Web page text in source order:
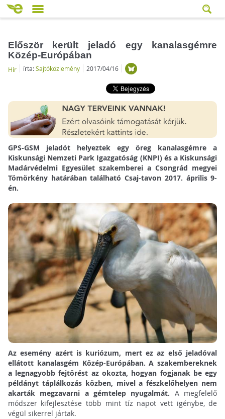
Először került jeladó egy kanalasgémre
Közép-Európában
Hír írta:Sajtóközlemény 2017/04/16
GPS-GSM jeladót helyeztek egy öreg kanalasgémre a
Kiskunsági Nemzeti Park Igazgatóság (KNPI) és a Kiskunsági
Madárvédelmi Egyesület szakemberei a Csongrád megyei
Tömörkény határában található Csaj-tavon 2017. április 9-
én.
Az esemény azért is kuriózum, mert ez az első jeladóval
ellátott kanalasgém Közép-Európában. A szakembereknek
a legnagyobb fejtörést az okozta, hogyan fogjanak be egy
példányt táplálkozás közben, mivel a fészkelőhelyen nem
akarták megzavarni a gémtelep nyugalmát. A megfelelő
módszer kifejlesztése több mint tíz napot vett igénybe, de
végül sikerrel jártak.